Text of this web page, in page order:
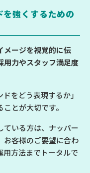
強くするための
メージを視覚的に伝
用力やスタッフ満足度
をどう表現するか」
とが大切です。
ている方は、ナッパー
お客様のご要望に合わ
方法までトータルで